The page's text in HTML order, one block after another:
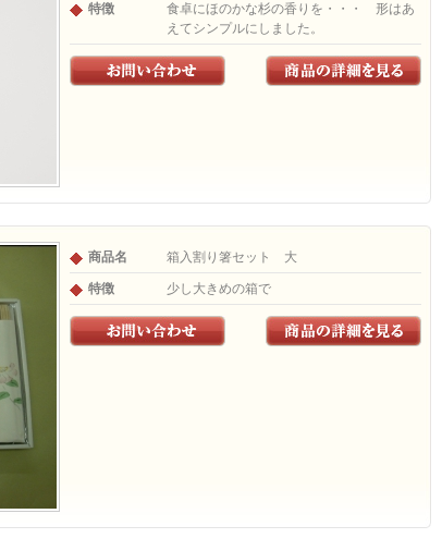
特徴
食卓にほのかな杉の香りを・・・ 形はあ
えてシンプルにしました。
商品名 箱入割り箸セット 大
特徴 少し大きめの箱で